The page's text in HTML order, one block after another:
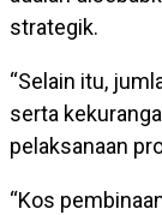
strategik.
“Selain itu,
serta
pelaksanaan
“Kos